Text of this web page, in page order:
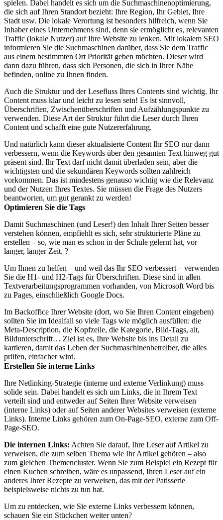
spielen. Dabei handelt es sich um die Suchmaschinenoptimierung,
die sich auf Ihren Standort bezieht: Ihre Region, Ihr Gebiet, Ihre
Stadt usw. Die lokale Verortung ist besonders hilfreich, wenn Sie
Inhaber eines Unternehmens sind, denn sie ermöglicht es, relevanten
Traffic (lokale Nutzer) auf Ihre Website zu lenken. Mit lokalem SEO
informieren Sie die Suchmaschinen darüber, dass Sie dem Traffic
aus einem bestimmten Ort Priorität geben möchten. Dieser wird
dann dazu führen, dass sich Personen, die sich in Ihrer Nähe
befinden, online zu Ihnen finden.
Auch die Struktur und der Lesefluss Ihres Contents sind wichtig. Ihr
Content muss klar und leicht zu lesen sein! Es ist sinnvoll,
Überschriften, Zwischenüberschriften und Aufzählungspunkte zu
verwenden. Diese Art der Struktur führt die Leser durch Ihren
Content und schafft eine gute Nutzererfahrung.
Und natürlich kann dieser aktualisierte Content Ihr SEO nur dann
verbessern, wenn die Keywords über den gesamten Text hinweg gut
präsent sind. Ihr Text darf nicht damit überladen sein, aber die
wichtigsten und die sekundären Keywords sollten zahlreich
vorkommen. Das ist mindestens genauso wichtig wie die Relevanz
und der Nutzen Ihres Textes. Sie müssen die Frage des Nutzers
beantworten, um gut gerankt zu werden!
Optimieren Sie die Tags
Damit Suchmaschinen (und Leser!) den Inhalt Ihrer Seiten besser
verstehen können, empfiehlt es sich, sehr strukturierte Pläne zu
erstellen – so, wie man es schon in der Schule gelernt hat, vor
langer, langer Zeit. ?
Um Ihnen zu helfen – und weil das Ihr SEO verbessert – verwenden
Sie die H1- und H2-Tags für Überschriften. Diese sind in allen
Textverarbeitungsprogrammen vorhanden, von Microsoft Word bis
zu Pages, einschließlich Google Docs.
Im Backoffice Ihrer Website (dort, wo Sie Ihren Content eingeben)
sollten Sie im Idealfall so viele Tags wie möglich ausfüllen: die
Meta-Description, die Kopfzeile, die Kategorie, Bild-Tags, alt,
Bildunterschrift… Ziel ist es, Ihre Website bis ins Detail zu
kartieren, damit das Leben der Suchmaschinenbetreiber, die alles
prüfen, einfacher wird.
Erstellen Sie interne Links
Ihre Netlinking-Strategie (interne und externe Verlinkung) muss
solide sein. Dabei handelt es sich um Links, die in Ihrem Text
verteilt sind und entweder auf Seiten Ihrer Website verweisen
(interne Links) oder auf Seiten anderer Websites verweisen (externe
Links). Interne Links gehören zum On-Page-SEO, externe zum Off-
Page-SEO.
Die internen Links: Achten Sie darauf, Ihre Leser auf Artikel zu
verweisen, die zum selben Thema wie Ihr Artikel gehören – also
zum gleichen Themencluster. Wenn Sie zum Beispiel ein Rezept für
einen Kuchen schreiben, wäre es unpassend, Ihren Leser auf ein
anderes Ihrer Rezepte zu verweisen, das mit der Patisserie
beispielsweise nichts zu tun hat.
Um zu entdecken, wie Sie externe Links verbessern können,
schauen Sie ein Stückchen weiter unten?